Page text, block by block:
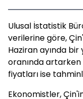
Ulusal İstatistik
verilerine göre,
Haziran ayında bir
oranında artarken
fiyatları ise
Ekonomistler,